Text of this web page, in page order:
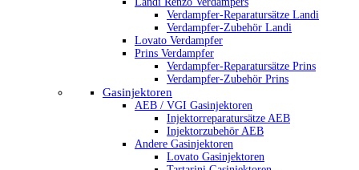
Verdampfer-Reparatursätze Landi
Verdampfer-Zubehör Landi
Lovato Verdampfer
Prins Verdampfer
Verdampfer-Reparatursätze Prins
Verdampfer-Zubehör Prins
Gasinjektoren
AEB / VGI Gasinjektoren
Injektorreparatursätze AEB
Injektorzubehör AEB
Andere Gasinjektoren
Lovato Gasinjektoren